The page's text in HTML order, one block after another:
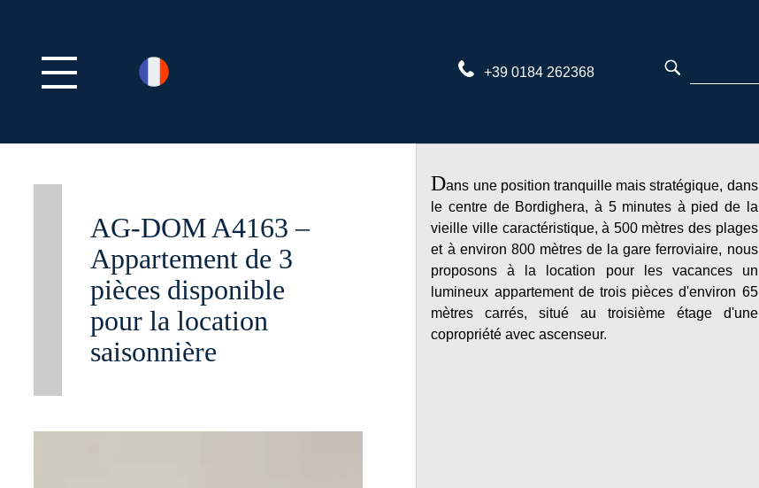
+39 0184 262368
AG-DOM A4163 –
Appartement de 3
pièces disponible
pour la location
saisonnière
Dans une position tranquille mais stratégique, dans
le centre de Bordighera, à 5 minutes à pied de la
vieille ville caractéristique, à 500 mètres des plages
et à environ 800 mètres de la gare ferroviaire, nous
proposons à la location pour les vacances un
lumineux appartement de trois pièces d'environ 65
mètres carrés, situé au troisième étage d'une
copropriété avec ascenseur.